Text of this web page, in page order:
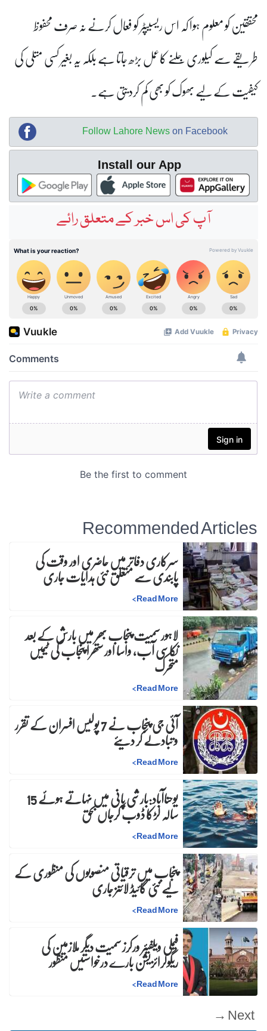
محققین کو معلوم ہوا کہ اس ریسیپٹر کو فعال کرنے نہ صرف محفوظ
طریقے سے کیلوری جلنے کاعمل بڑھ جاتا ہے بلکہ یہ بغیر کسی متلی کی
کیفیت کے لیے بھوک کو بھی کم کردیتی ہے۔
Follow Lahore News on Facebook
Install our App
آپ کی اس خبر کے متعلق رائے
Recommended Articles
سرکاری دفاتر میں حاضری اور وقت کی
پابندی سے متعلق نئی ہدایات جاری
Read More
>
لاہور سمیت پنجاب بھر میں بارش کے بعد
نکاسی آب، واسا اور ستھرا پنجاب کی ٹیمیں
متحرک
Read More
>
آئی جی پنجاب نے 7 پولیس افسران کے تقرر و تبادلے کر دیئے
Read More
>
یوحناآباد:بارشی پانی میں نہاتے ہوئے 15 سالہ لڑکا ڈوب کرجاں بحق
Read More
>
پنجاب میں ترقیاتی منصوبوں کی منظوری کے
لیے نئی گائیڈ لائنز جاری
Read More
>
فیملی ویلفیئر ورکرز سمیت دیگر ملازمین کی
ریگولرائزیشن بارے درخواستیں منظور
Read More
>
Next →